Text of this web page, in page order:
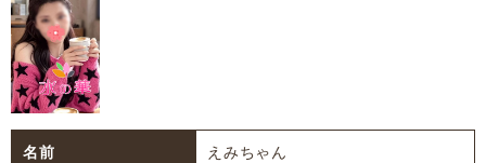
名前 えみちゃん